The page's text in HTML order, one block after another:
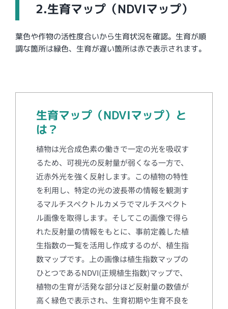
2.生育マップ（NDVIマップ）
葉色や作物の活性度合いから生育状況を確認。生育が順
調な箇所は緑色、生育が遅い箇所は赤で表示されます。
生育マップ（NDVIマップ）と
は？
植物は光合成色素の働きで一定の光を吸収す
るため、可視光の反射量が弱くなる一方で、
近赤外光を強く反射します。この植物の特性
を利用し、特定の光の波長帯の情報を観測す
るマルチスペクトルカメラでマルチスペクト
ル画像を取得します。そしてこの画像で得ら
れた反射量の情報をもとに、事前定義した植
生指数の一覧を活用し作成するのが、植生指
数マップです。上の画像は植生指数マップの
ひとつであるNDVI(正規植生指数)マップで、
植物の生育が活発な部分ほど反射量の数値が
高く緑色で表示され、生育初期や生育不良を